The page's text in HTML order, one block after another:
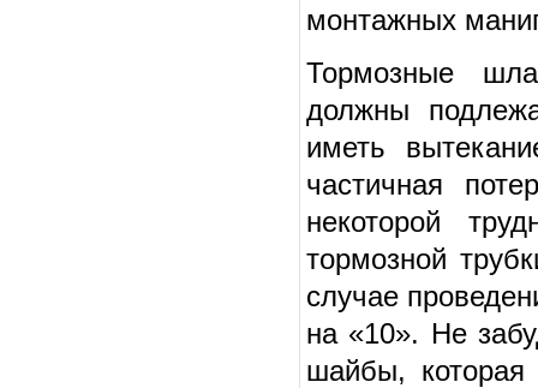
монтажных
Тормозные
должны
иметь
частичная
некоторой
тормозной
случае
на «10». Не
шайбы, которая